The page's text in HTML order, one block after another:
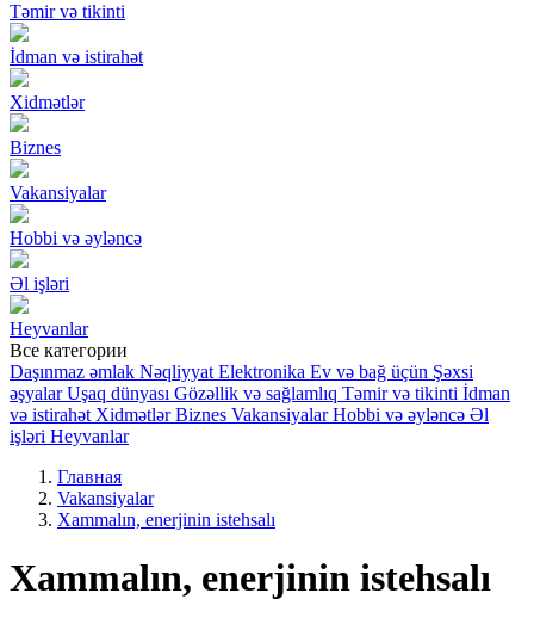
Təmir və tikinti
İdman və istirahət
Xidmətlər
Biznes
Vakansiyalar
Hobbi və əyləncə
Əl işləri
Heyvanlar
Все категории
Daşınmaz əmlak Nəqliyyat Elektronika Ev və bağ üçün Şəxsi
əşyalar Uşaq dünyası Gözəllik və sağlamlıq Təmir və tikinti İdman
və istirahət Xidmətlər Biznes Vakansiyalar Hobbi və əyləncə Əl
işləri Heyvanlar
Главная
Vakansiyalar
Xammalın, enerjinin istehsalı
Xammalın, enerjinin istehsalı